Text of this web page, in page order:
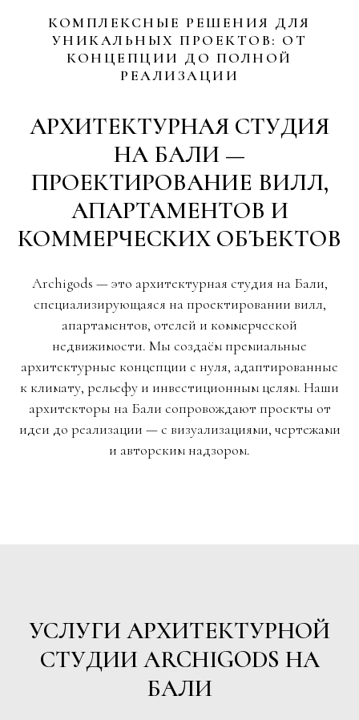
КОМПЛЕКСНЫЕ РЕШЕНИЯ ДЛЯ
УНИКАЛЬНЫХ ПРОЕКТОВ: ОТ
КОНЦЕПЦИИ ДО ПОЛНОЙ
РЕАЛИЗАЦИИ
АРХИТЕКТУРНАЯ СТУДИЯ
НА БАЛИ —
ПРОЕКТИРОВАНИЕ ВИЛЛ,
АПАРТАМЕНТОВ И
КОММЕРЧЕСКИХ ОБЪЕКТОВ
Archigods — это архитектурная студия на Бали,
специализирующаяся на проектировании вилл,
апартаментов, отелей и коммерческой
недвижимости. Мы создаём премиальные
архитектурные концепции с нуля, адаптированные
к климату, рельефу и инвестиционным целям. Наши
архитекторы на Бали сопровождают проекты от
идеи до реализации — с визуализациями, чертежами
и авторским надзором.
УСЛУГИ АРХИТЕКТУРНОЙ
СТУДИИ ARCHIGODS НА
БАЛИ